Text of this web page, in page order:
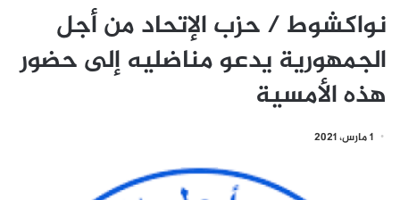
نواكشوط / حزب الإتحاد من أجل
الجمهورية يدعو مناضليه إلى حضور
هذه الأمسية
1 مارس، 2021